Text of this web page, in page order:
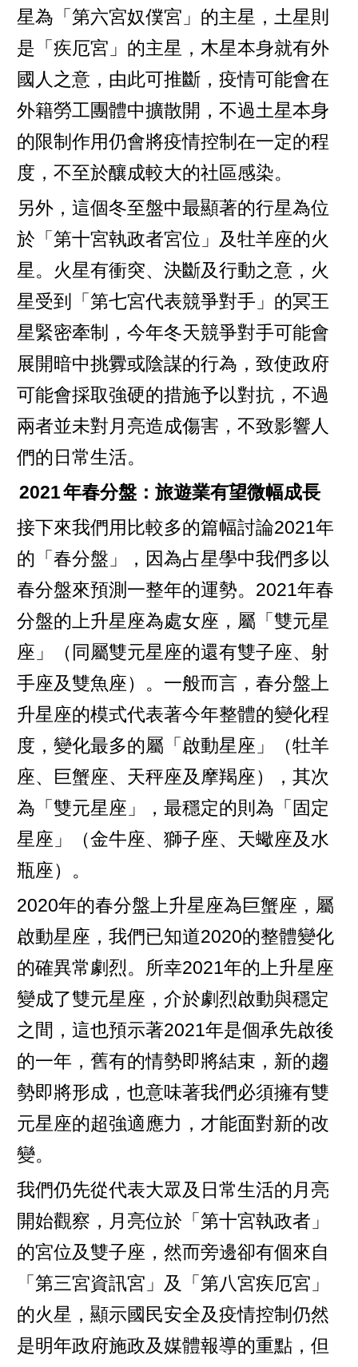
星為「第六宮奴僕宮」的主星，土星則
是「疾厄宮」的主星，木星本身就有外
國人之意，由此可推斷，疫情可能會在
外籍勞工團體中擴散開，不過土星本身
的限制作用仍會將疫情控制在一定的程
度，不至於釀成較大的社區感染。
另外，這個冬至盤中最顯著的行星為位
於「第十宮執政者宮位」及牡羊座的火
星。火星有衝突、決斷及行動之意，火
星受到「第七宮代表競爭對手」的冥王
星緊密牽制，今年冬天競爭對手可能會
展開暗中挑釁或陰謀的行為，致使政府
可能會採取強硬的措施予以對抗，不過
兩者並未對月亮造成傷害，不致影響人
們的日常生活。
2021年春分盤：旅遊業有望微幅成長
接下來我們用比較多的篇幅討論2021年
的「春分盤」，因為占星學中我們多以
春分盤來預測一整年的運勢。2021年春
分盤的上升星座為處女座，屬「雙元星
座」（同屬雙元星座的還有雙子座、射
手座及雙魚座）。一般而言，春分盤上
升星座的模式代表著今年整體的變化程
度，變化最多的屬「啟動星座」（牡羊
座、巨蟹座、天秤座及摩羯座），其次
為「雙元星座」，最穩定的則為「固定
星座」（金牛座、獅子座、天蠍座及水
瓶座）。
2020年的春分盤上升星座為巨蟹座，屬
啟動星座，我們已知道2020的整體變化
的確異常劇烈。所幸2021年的上升星座
變成了雙元星座，介於劇烈啟動與穩定
之間，這也預示著2021年是個承先啟後
的一年，舊有的情勢即將結束，新的趨
勢即將形成，也意味著我們必須擁有雙
元星座的超強適應力，才能面對新的改
變。
我們仍先從代表大眾及日常生活的月亮
開始觀察，月亮位於「第十宮執政者」
的宮位及雙子座，然而旁邊卻有個來自
「第三宮資訊宮」及「第八宮疾厄宮」
的火星，顯示國民安全及疫情控制仍然
是明年政府施政及媒體報導的重點，但